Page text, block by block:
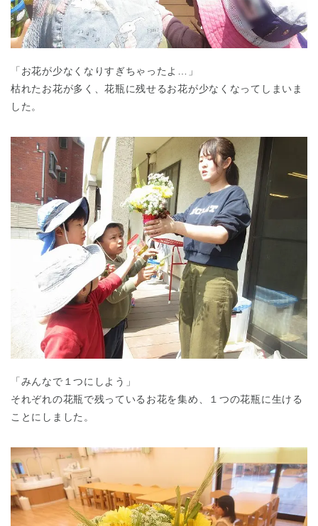
神奈川県 神奈川県 全域
千葉県 千葉県 全域
埼玉県
「お花が少なくなりすぎちゃったよ…」
枯れたお花が多く、花瓶に残せるお花が少なくなってしまいま
した。
「みんなで１つにしよう」
それぞれの花瓶で残っているお花を集め、１つの花瓶に生ける
ことにしました。